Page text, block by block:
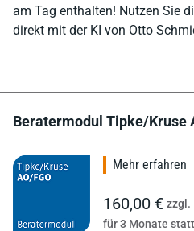
am Tag enthalten! Nutzen Sie
direkt mit der KI von Otto
Beratermodul Tipke/Kruse
Mehr erfahren
160,00 € zzgl.
für 3 Monate